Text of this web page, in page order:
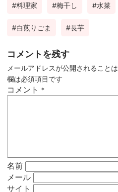
料理家 梅干し 水菜
白煎りごま 長芋
コメントを残す
メールアドレスが公開されることは
欄は必須項目です
コメント *
名前
メール
サイト